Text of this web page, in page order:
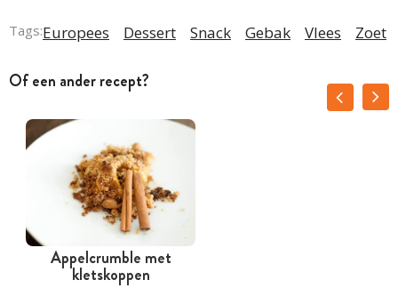
Tags:Europees Dessert Snack Gebak Vlees Zoet
Of een ander recept?
Appelcrumble met
kletskoppen